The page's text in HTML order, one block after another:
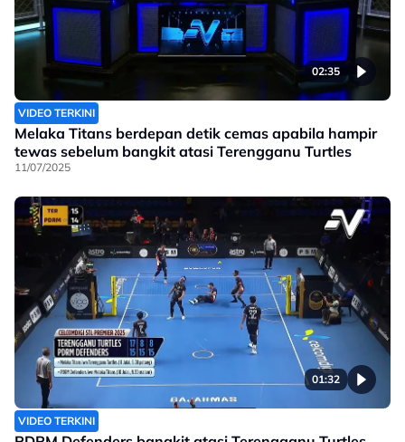
02:35
VIDEO TERKINI
Melaka Titans berdepan detik cemas apabila hampir
tewas sebelum bangkit atasi Terengganu Turtles
11/07/2025
01:32
VIDEO TERKINI